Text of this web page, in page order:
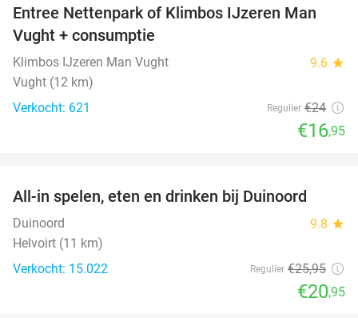
29%
Entree Nettenpark of Klimbos IJzeren Man
Vught + consumptie
Klimbos IJzeren Man Vught 9.6 star
Vught (12 km)
Verkocht: 621
Regulier €24
€16,95
All-in spelen, eten en drinken bij Duinoord
Duinoord 9.8 star
Helvoirt (11 km)
Verkocht: 15.022
Regulier €25,95
€20,95